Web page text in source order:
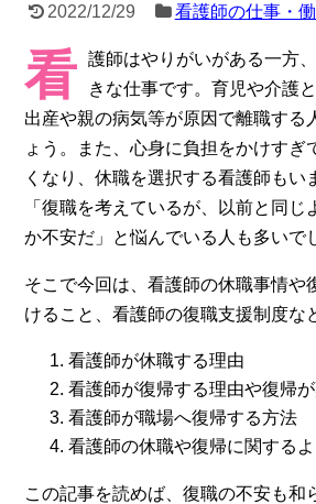
2022/12/29 看護師の仕事・
看 護師はやりがいがある一方
きな仕事です。育児や介護
出産や親の病気等が原因で離職する
ょう。また、心身に負担をかけすぎ
くなり、休職を選択する看護師もい
「復職を考えているが、以前と同じ
か不安だ」と悩んでいる人も多いで
そこで今回は、看護師の休職事情や
けること、看護師の復職支援制度な
看護師が休職する理由
看護師が復帰する理由や復帰
看護師が職場へ復帰する方法
看護師の休職や復帰に関する
この記事を読めば、復職の不安も和